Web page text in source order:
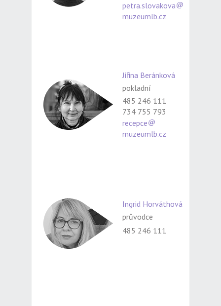
petra.slovakova
muzeumlb.cz
Jiřina Beránková
pokladní
485 246 111
734 755 793
recepce
muzeumlb.cz
Ingrid Horváthová
průvodce
485 246 111